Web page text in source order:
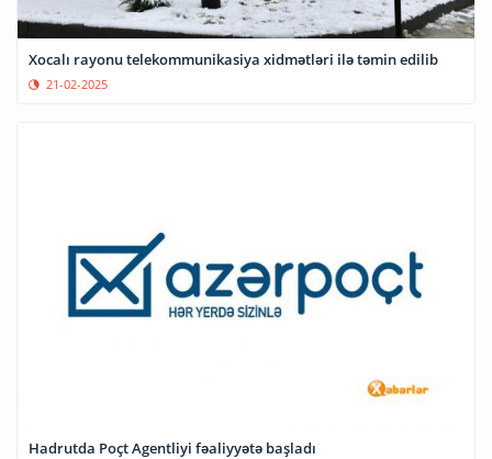
Xocalı rayonu telekommunikasiya xidmətləri ilə təmin edilib
21-02-2025
Hadrutda Poçt Agentliyi fəaliyyətə başladı